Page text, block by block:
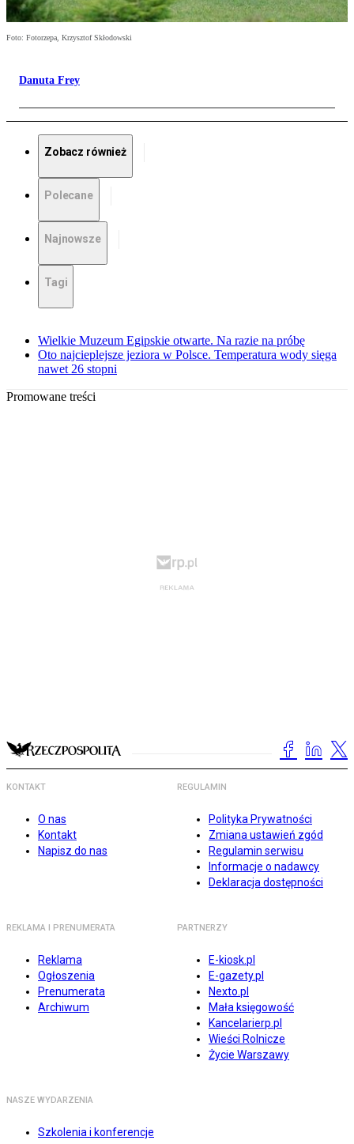
Foto: Fotorzepa, Krzysztof Skłodowski
Danuta Frey
Zobacz również
Polecane
Najnowsze
Tagi
Wielkie Muzeum Egipskie otwarte. Na razie na próbę
Oto najcieplejsze jeziora w Polsce. Temperatura wody sięga
nawet 26 stopni
Promowane treści
KONTAKT
O nas
Kontakt
Napisz do nas
REGULAMIN
Polityka Prywatności
Zmiana ustawień zgód
Regulamin serwisu
Informacje o nadawcy
Deklaracja dostępności
REKLAMA I PRENUMERATA
Reklama
Ogłoszenia
Prenumerata
Archiwum
PARTNERZY
E-kiosk.pl
E-gazety.pl
Nexto.pl
Mała księgowość
Kancelarierp.pl
Wieści Rolnicze
Życie Warszawy
NASZE WYDARZENIA
Szkolenia i konferencje